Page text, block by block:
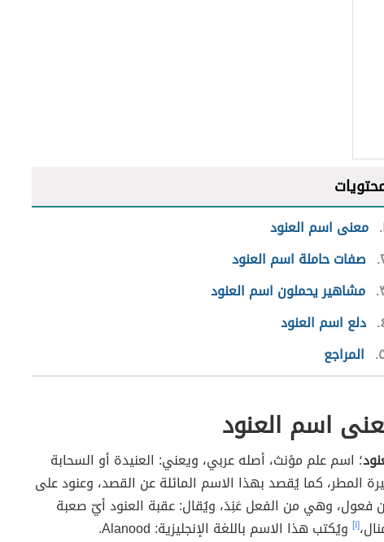
معنى اسم العنود
صفات حاملة اسم العنود
مشاهير يحملون اسم العنود
دلع اسم العنود
المراجع
اسم العنود
؛ اسم علم مؤنث، أصله عربي، ويعني: العنيدة أو السحابة
المطر، كما يُقصد بهذا الاسم المائلة عن القصد، وعنود على
فعول، وهي من الفعل عَنِدَ، ويُقال: عقبة العنود أيّ صعبة
[١] ويُكتب هذا الاسم باللغة الإنجليزية: Alanood.